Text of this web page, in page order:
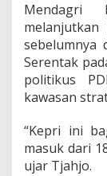
Mendagri
melanjutkan
sebelumnya
Serentak
politikus
kawasan
“Kepri ini
masuk dari
ujar Tjahjo.